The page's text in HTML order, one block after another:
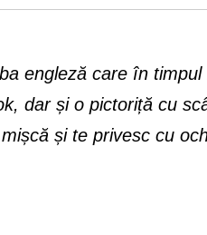
engleză care în
dar și o pictoriță cu
și te privesc cu